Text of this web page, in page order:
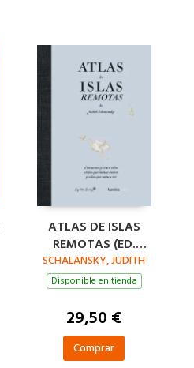
ATLAS DE ISLAS
REMOTAS (ED.
ACTUALIZADA)
SCHALANSKY, JUDITH
Disponible en tienda
29,50 €
Comprar